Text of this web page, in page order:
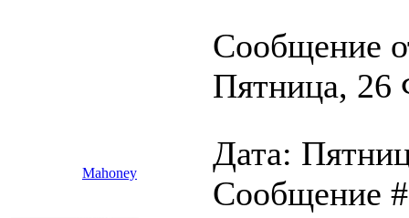
Сообщение
Пятница, 26
Mahoney
Дата:
Сообщение